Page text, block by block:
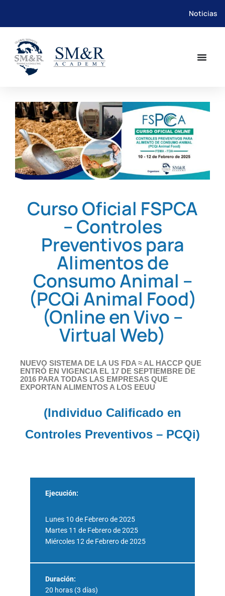
Saltar
contenido
Noticias
Curso Oficial FSPCA
– Controles
Preventivos para
Alimentos de
Consumo Animal –
(PCQi Animal Food)
(Online en Vivo –
Virtual Web)
NUEVO SISTEMA DE LA US FDA ≈ AL HACCP QUE
ENTRÓ EN VIGENCIA EL 17 DE SEPTIEMBRE DE
2016 PARA TODAS LAS EMPRESAS QUE
EXPORTAN ALIMENTOS A LOS EEUU
(Individuo Calificado en
Controles Preventivos – PCQi)
Ejecución:
Lunes 10 de Febrero de 2025
Martes 11 de Febrero de 2025
Miércoles 12 de Febrero de 2025
Duración:
20 horas (3 días)